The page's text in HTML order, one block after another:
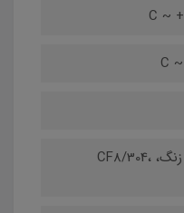
6). جنس بدنه شیر: فولاد ضد زنگ، CF8/304،